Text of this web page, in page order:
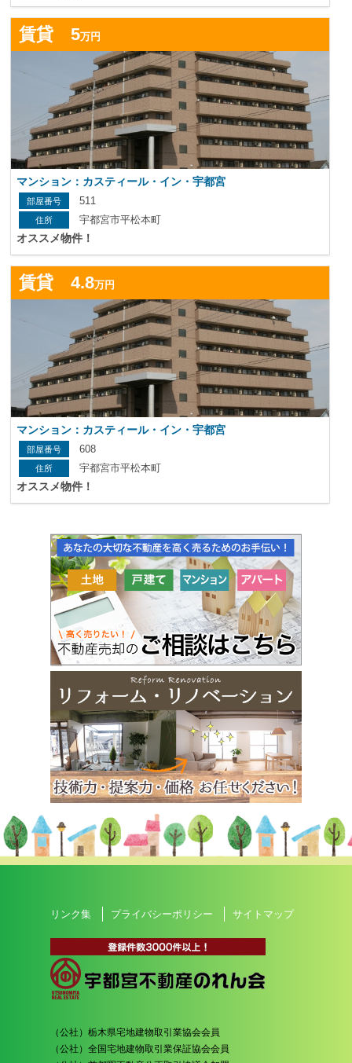
賃貸 5万円
マンション：カスティール・イン・宇都宮
511
宇都宮市平松本町
オススメ物件！
賃貸 4.8万円
マンション：カスティール・イン・宇都宮
608
宇都宮市平松本町
オススメ物件！
リンク集 プライバシーポリシー サイトマップ
（公社）栃木県宅地建物取引業協会会員
（公社）全国宅地建物取引業保証協会会員